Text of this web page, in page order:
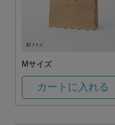
Mサイズ
カートに入れる